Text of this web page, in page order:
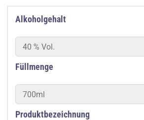
Alkoholgehalt
40 % Vol.
Füllmenge
700ml
Produktbezeichnung